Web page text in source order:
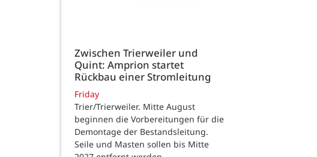
Zwischen Trierweiler und
Quint: Amprion startet
Rückbau einer Stromleitung
Friday
Trier/Trierweiler. Mitte August
beginnen die Vorbereitungen für die
Demontage der Bestandsleitung.
Seile und Masten sollen bis Mitte